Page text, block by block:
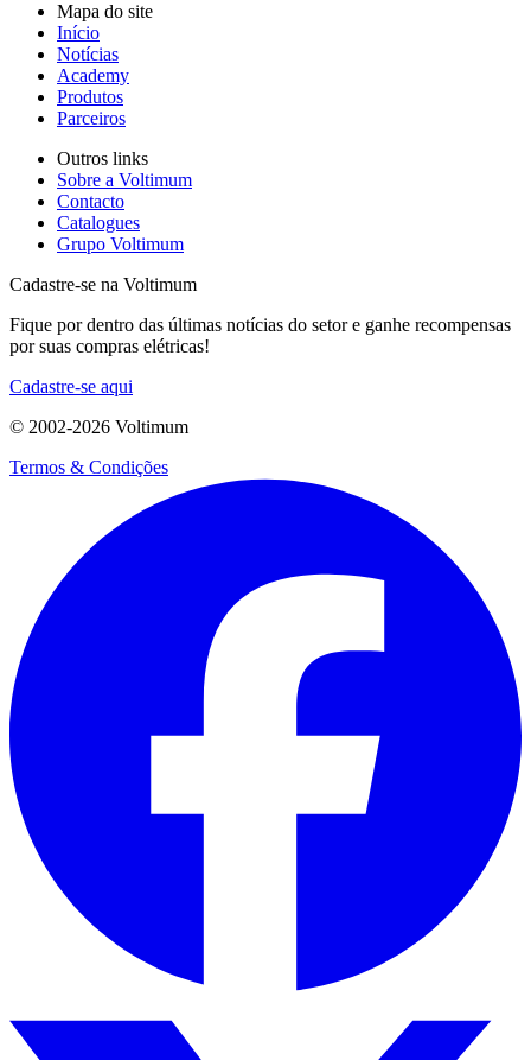
Mapa do site
Início
Notícias
Academy
Produtos
Parceiros
Outros links
Sobre a Voltimum
Contacto
Catalogues
Grupo Voltimum
Cadastre-se na Voltimum
Fique por dentro das últimas notícias do setor e ganhe recompensas
por suas compras elétricas!
Cadastre-se aqui
© 2002-2026 Voltimum
Termos & Condições